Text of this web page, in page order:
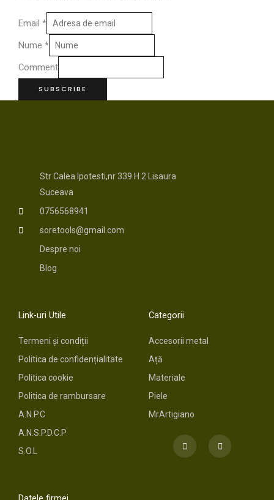
Nume *
Email *
Comment
SUBSCRIBE
Str Calea Ipotesti,nr 339 H 2 Lisaura
Suceava
0756568941
soretools@gmail.com
Despre noi
Blog
Link-uri Utile
Termeni și condiții
Politica de confidențialitate
Politica cookie
Politica de rambursare
A.N.P.C
A.N.S.P.D.C.P
S.O.L
Categorii
Accesorii metal
Ață
Materiale
Piele
MrArtigiano
a
n
s